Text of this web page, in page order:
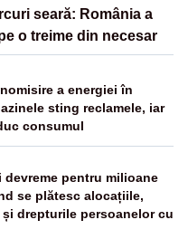
seară: România a
o treime din necesar
a energiei în
sting reclamele, iar
consumul
devreme pentru milioane
se plătesc alocațiile,
drepturile persoanelor cu